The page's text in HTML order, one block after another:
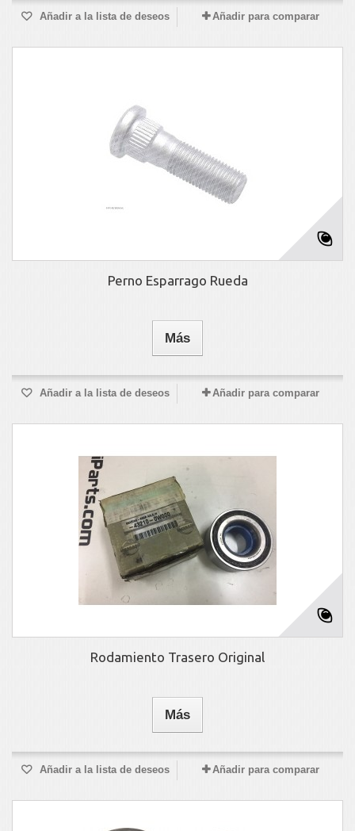
Añadir a la lista de deseos Añadir para comparar
Perno Esparrago Rueda
Más
Añadir a la lista de deseos Añadir para comparar
Rodamiento Trasero Original
Más
Añadir a la lista de deseos Añadir para comparar